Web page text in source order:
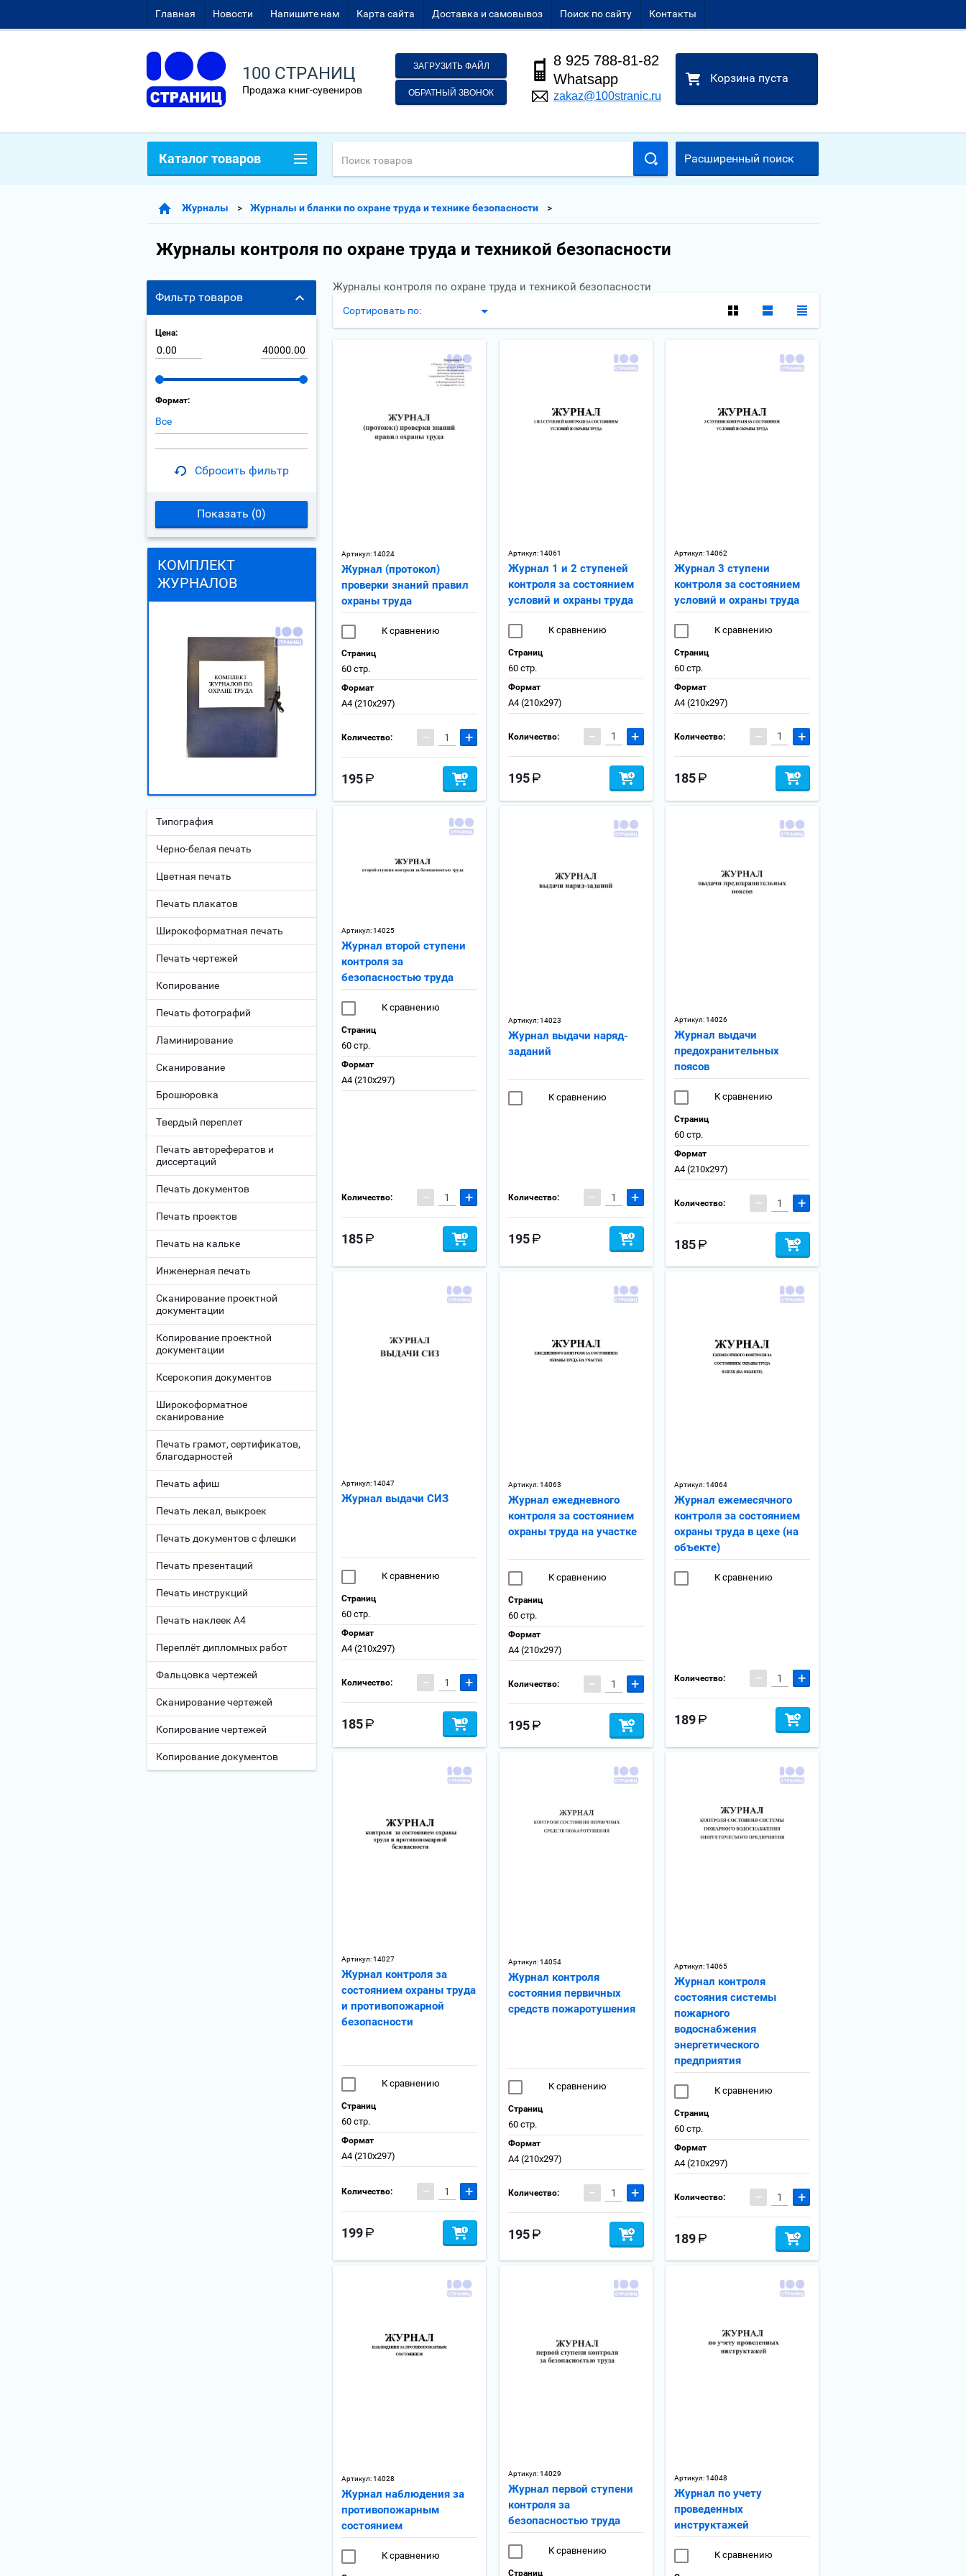
Главная Новости Напишите нам Карта сайта Доставка и самовывоз Поиск по сайту Контакты
100 СТРАНИЦ
Продажа книг-сувениров
ЗАГРУЗИТЬ ФАЙЛ
ОБРАТНЫЙ ЗВОНОК
8 925 788-81-82
Whatsapp
zakaz@100stranic.ru
Корзина пуста
Расширенный поиск
Журналы Журналы и бланки по охране труда и технике безопасности
Журналы контроля по охране труда и техникой безопасности
Журналы контроля по охране труда и техникой безопасности
Сортировать по:
Артикул:14024
Журнал (протокол)
проверки знаний правил
охраны труда
К сравнению
Страниц
60 стр.
Формат
А4 (210x297)
Количество: − +
195
Артикул:14061
Журнал 1 и 2 ступеней
контроля за состоянием
условий и охраны труда
К сравнению
Страниц
60 стр.
Формат
А4 (210x297)
Количество: − +
195
Артикул:14062
Журнал 3 ступени
контроля за состоянием
условий и охраны труда
К сравнению
Страниц
60 стр.
Формат
А4 (210x297)
Количество: − +
185
Артикул:14025
Журнал второй ступени
контроля за
безопасностью труда
К сравнению
Страниц
60 стр.
Формат
А4 (210x297)
Количество: − +
185
Артикул:14023
Журнал выдачи наряд-
заданий
К сравнению
Количество: − +
195
Артикул:14026
Журнал выдачи
предохранительных
поясов
К сравнению
Страниц
60 стр.
Формат
А4 (210x297)
Количество: − +
185
Артикул:14047
Журнал выдачи СИЗ
К сравнению
Страниц
60 стр.
Формат
А4 (210x297)
Количество: − +
185
Артикул:14063
Журнал ежедневного
контроля за состоянием
охраны труда на участке
К сравнению
Страниц
60 стр.
Формат
А4 (210x297)
Количество: − +
195
Артикул:14064
Журнал ежемесячного
контроля за состоянием
охраны труда в цехе (на
объекте)
К сравнению
Количество: − +
189
Артикул:14027
Журнал контроля за
состоянием охраны труда
и противопожарной
безопасности
К сравнению
Страниц
60 стр.
Формат
А4 (210x297)
Количество: − +
199
Артикул:14054
Журнал контроля
состояния первичных
средств пожаротушения
К сравнению
Страниц
60 стр.
Формат
А4 (210x297)
Количество: − +
195
Артикул:14065
Журнал контроля
состояния системы
пожарного
водоснабжения
энергетического
предприятия
К сравнению
Страниц
60 стр.
Формат
А4 (210x297)
Количество: − +
189
Артикул:14028
Журнал наблюдения за
противопожарным
состоянием
К сравнению
Артикул:14029
Журнал первой ступени
контроля за
безопасностью труда
К сравнению
Страниц
Артикул:14048
Журнал по учету
проведенных
инструктажей
К сравнению
Каталог товаров
Фильтр товаров
Цена:
Формат:
Все
Сбросить фильтр
Показать (0)
КОМПЛЕКТ
ЖУРНАЛОВ
Типография
Черно-белая печать
Цветная печать
Печать плакатов
Широкоформатная печать
Печать чертежей
Копирование
Печать фотографий
Ламинирование
Сканирование
Брошюровка
Твердый переплет
Печать авторефератов и
диссертаций
Печать документов
Печать проектов
Печать на кальке
Инженерная печать
Сканирование проектной
документации
Копирование проектной
документации
Ксерокопия документов
Широкоформатное
сканирование
Печать грамот, сертификатов,
благодарностей
Печать афиш
Печать лекал, выкроек
Печать документов с флешки
Печать презентаций
Печать инструкций
Печать наклеек А4
Переплёт дипломных работ
Фальцовка чертежей
Сканирование чертежей
Копирование чертежей
Копирование документов